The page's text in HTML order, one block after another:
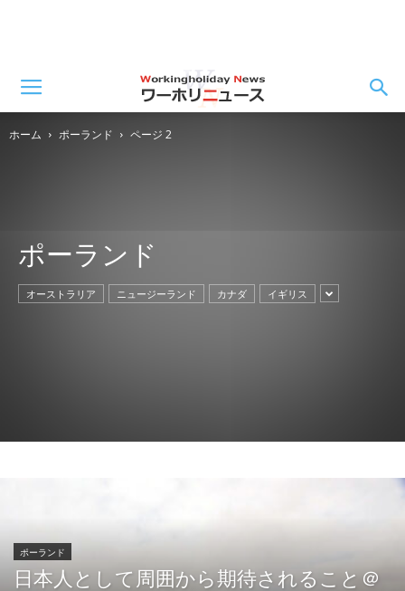
ホーム ポーランド ページ 2
ポーランド
オーストラリア ニュージーランド カナダ イギリス
ポーランド
日本人として周囲から期待されること＠